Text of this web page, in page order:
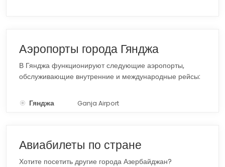
Аэропорты города Гянджа
В Гянджа функционируют следующие аэропорты,
обслуживающие внутренние и международные рейсы:
Гянджа Ganja Airport
Авиабилеты по стране
Хотите посетить другие города Азербайджан?